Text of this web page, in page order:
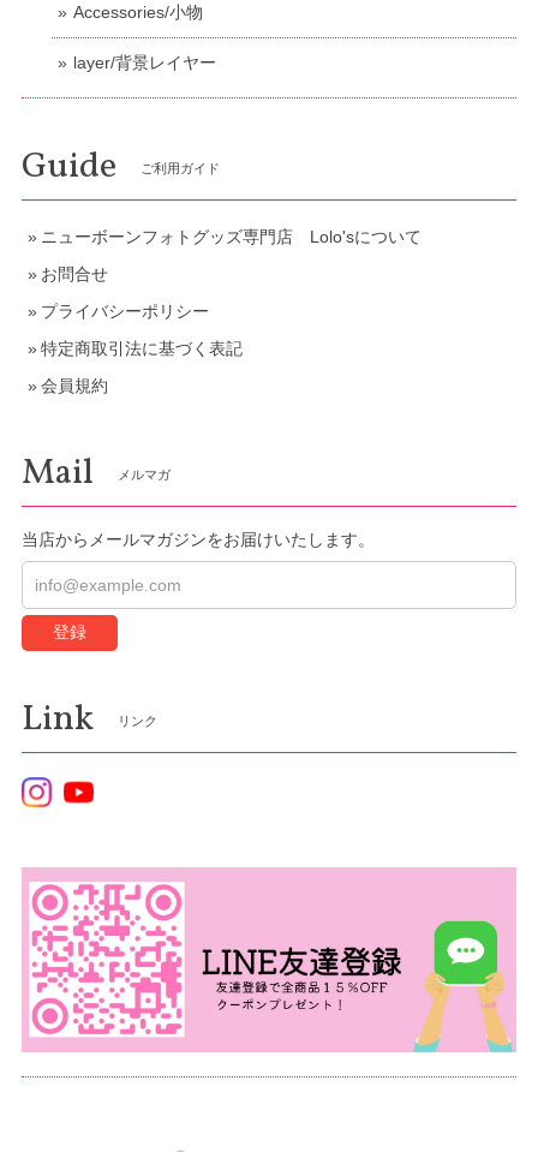
Accessories/小物
layer/背景レイヤー
Guide ご利用ガイド
ニューボーンフォトグッズ専門店 Lolo'sについて
お問合せ
プライバシーポリシー
特定商取引法に基づく表記
会員規約
Mail メルマガ
当店からメールマガジンをお届けいたします。
登録
Link リンク